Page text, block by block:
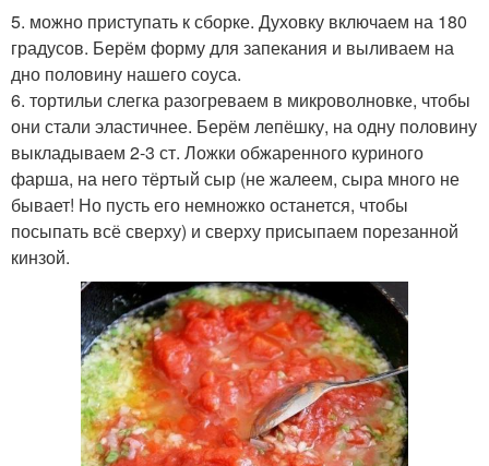
5. можно приступать к сборке. Духовку включаем на 180
градусов. Берём форму для запекания и выливаем на
дно половину нашего соуса.
6. тортильи слегка разогреваем в микроволновке, чтобы
они стали эластичнее. Берём лепёшку, на одну половину
выкладываем 2-3 ст. Ложки обжаренного куриного
фарша, на него тёртый сыр (не жалеем, сыра много не
бывает! Но пусть его немножко останется, чтобы
посыпать всё сверху) и сверху присыпаем порезанной
кинзой.